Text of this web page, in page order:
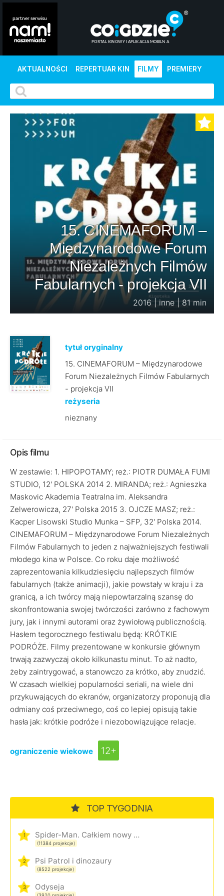
AKTUALNOŚCI REPERTUAR KIN FILMY PREMIERY
15. CINEMAFORUM –
Międzynarodowe Forum
Niezależnych Filmów
Fabularnych - projekcja VII
2016 | inne | 81 min
tytuł oryginalny
15. CINEMAFORUM – Międzynarodowe
Forum Niezależnych Filmów Fabularnych
- projekcja VII
reżyseria
nieznany
Opis filmu
W zestawie: 1. HIPOPOTAMY; reż.: PIOTR DUMAŁA FUMI
STUDIO, 12' POLSKA 2014 2. MIRANDA; reż.: Agnieszka
Maskovic Akademia Teatralna im. Aleksandra
Zelwerowicza, 27' Polska 2015 3. OJCZE MASZ; reż.:
Kacper Lisowski Studio Munka – SFP, 32' Polska 2014.
CINEMAFORUM – Międzynarodowe Forum Niezależnych
Filmów Fabularnych to jeden z najważniejszych festiwali
młodego kina w Polsce. Co roku daje możliwość
zaprezentowania kilkudziesięciu najlepszych filmów
fabularnych (także animacji), jakie powstały w kraju i za
granicą, a ich twórcy mają niepowtarzalną szansę do
skonfrontowania swojej twórczości zarówno z fachowym
jury, jak i innymi autorami oraz żywiołową publicznością.
Hasłem tegorocznego festiwalu będą: KRÓTKIE
PODRÓŻE. Filmy prezentowane w konkursie głównym
trwają zazwyczaj około kilkunastu minut. To aż nadto,
żeby zaintrygować, a stanowczo za krótko, aby znudzić.
W czasach wielkiej popularności seriali, na wiele dni
przykuwających do ekranów, organizatorzy proponują dla
odmiany coś przeciwnego, coś co lepiej opisują takie
hasła jak: krótkie podróże i niezobowiązujące relacje.
ograniczenie wiekowe 12+
TOP TYGODNIA
1 Spider-Man. Całkiem nowy dzień
(11384 projekcje)
2 Psi Patrol i dinozaury
(8522 projekcje)
3 Odyseja